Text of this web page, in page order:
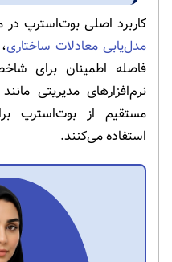
کاربرد اصلی بوت‌استرپ
مدل‌یابی معادلات ساختاری
فاصله اطمینان برای
نرم‌افزارهای مدیریتی مانند
مستقیم از بوت‌استرپ
استفاده می‌کنند.